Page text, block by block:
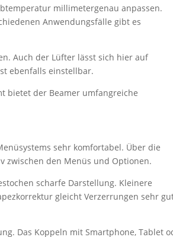
millimetergenau anpassen.
Anwendungsfälle gibt es
Auch der Lüfter lässt sich hier auf
ebenfalls einstellbar.
bietet der Beamer umfangreiche
sehr komfortabel. Über die
zwischen den Menüs und Optionen.
scharfe Darstellung. Kleinere
gleicht Verzerrungen sehr
Das Koppeln mit Smartphone, Tablet